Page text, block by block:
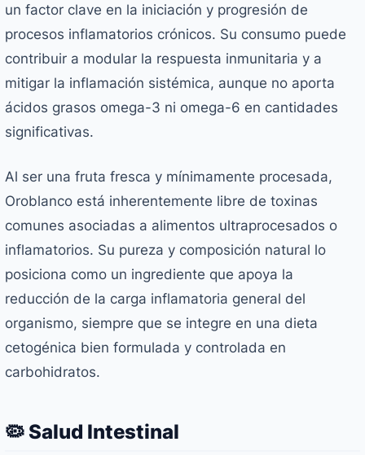
un factor clave en la iniciación y progresión de
procesos inflamatorios crónicos. Su consumo puede
contribuir a modular la respuesta inmunitaria y a
mitigar la inflamación sistémica, aunque no aporta
ácidos grasos omega-3 ni omega-6 en cantidades
significativas.
Al ser una fruta fresca y mínimamente procesada,
Oroblanco está inherentemente libre de toxinas
comunes asociadas a alimentos ultraprocesados o
inflamatorios. Su pureza y composición natural lo
posiciona como un ingrediente que apoya la
reducción de la carga inflamatoria general del
organismo, siempre que se integre en una dieta
cetogénica bien formulada y controlada en
carbohidratos.
🦠 Salud Intestinal